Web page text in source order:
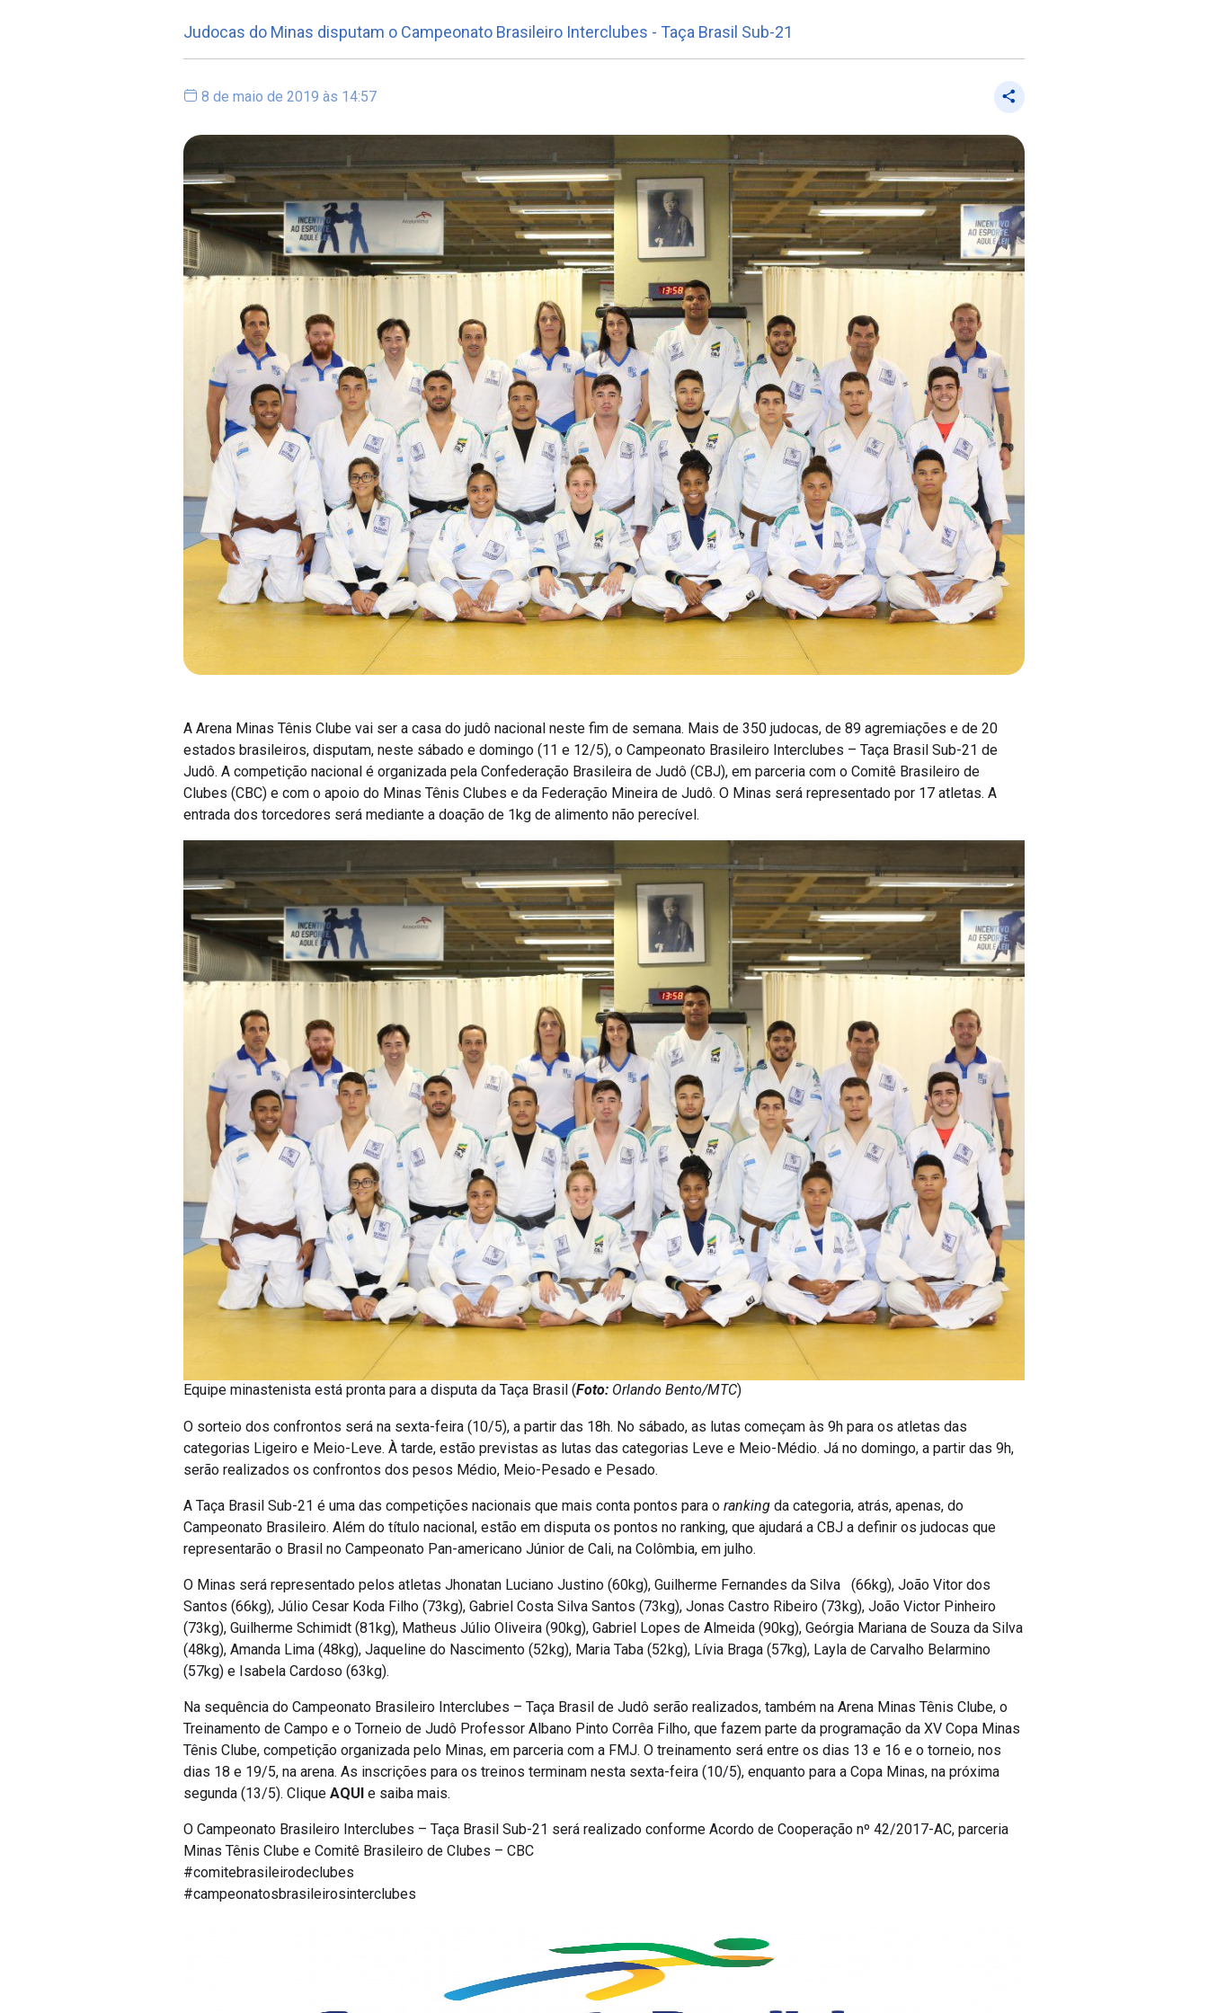
Judocas do Minas disputam o Campeonato Brasileiro Interclubes - Taça Brasil Sub-21
8 de maio de 2019 às 14:57
A Arena Minas Tênis Clube vai ser a casa do judô nacional neste fim de semana. Mais de 350 judocas, de 89 agremiações e de 20
estados brasileiros, disputam, neste sábado e domingo (11 e 12/5), o Campeonato Brasileiro Interclubes – Taça Brasil Sub-21 de
Judô. A competição nacional é organizada pela Confederação Brasileira de Judô (CBJ), em parceria com o Comitê Brasileiro de
Clubes (CBC) e com o apoio do Minas Tênis Clubes e da Federação Mineira de Judô. O Minas será representado por 17 atletas. A
entrada dos torcedores será mediante a doação de 1kg de alimento não perecível.
Equipe minastenista está pronta para a disputa da Taça Brasil (Foto: Orlando Bento/MTC)
O sorteio dos confrontos será na sexta-feira (10/5), a partir das 18h. No sábado, as lutas começam às 9h para os atletas das
categorias Ligeiro e Meio-Leve. À tarde, estão previstas as lutas das categorias Leve e Meio-Médio. Já no domingo, a partir das 9h,
serão realizados os confrontos dos pesos Médio, Meio-Pesado e Pesado.
A Taça Brasil Sub-21 é uma das competições nacionais que mais conta pontos para o ranking da categoria, atrás, apenas, do
Campeonato Brasileiro. Além do título nacional, estão em disputa os pontos no ranking, que ajudará a CBJ a definir os judocas que
representarão o Brasil no Campeonato Pan-americano Júnior de Cali, na Colômbia, em julho.
O Minas será representado pelos atletas Jhonatan Luciano Justino (60kg), Guilherme Fernandes da Silva (66kg), João Vitor dos
Santos (66kg), Júlio Cesar Koda Filho (73kg), Gabriel Costa Silva Santos (73kg), Jonas Castro Ribeiro (73kg), João Victor Pinheiro
(73kg), Guilherme Schimidt (81kg), Matheus Júlio Oliveira (90kg), Gabriel Lopes de Almeida (90kg), Geórgia Mariana de Souza da Silva
(48kg), Amanda Lima (48kg), Jaqueline do Nascimento (52kg), Maria Taba (52kg), Lívia Braga (57kg), Layla de Carvalho Belarmino
(57kg) e Isabela Cardoso (63kg).
Na sequência do Campeonato Brasileiro Interclubes – Taça Brasil de Judô serão realizados, também na Arena Minas Tênis Clube, o
Treinamento de Campo e o Torneio de Judô Professor Albano Pinto Corrêa Filho, que fazem parte da programação da XV Copa Minas
Tênis Clube, competição organizada pelo Minas, em parceria com a FMJ. O treinamento será entre os dias 13 e 16 e o torneio, nos
dias 18 e 19/5, na arena. As inscrições para os treinos terminam nesta sexta-feira (10/5), enquanto para a Copa Minas, na próxima
segunda (13/5). Clique AQUI e saiba mais.
O Campeonato Brasileiro Interclubes – Taça Brasil Sub-21 será realizado conforme Acordo de Cooperação nº 42/2017-AC, parceria
Minas Tênis Clube e Comitê Brasileiro de Clubes – CBC
#comitebrasileirodeclubes
#campeonatosbrasileirosinterclubes